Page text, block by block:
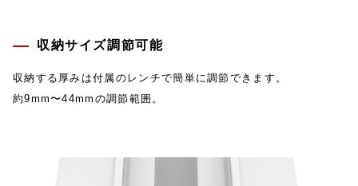
収納サイズ調節可能
収納する厚みは付属のレンチで簡単に調節できます。
約9mm〜44mmの調節範囲。